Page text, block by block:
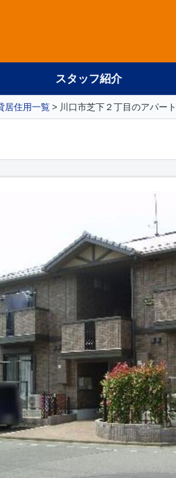
スタッフ紹介
居住用一覧 川口市芝下２丁目のアパート